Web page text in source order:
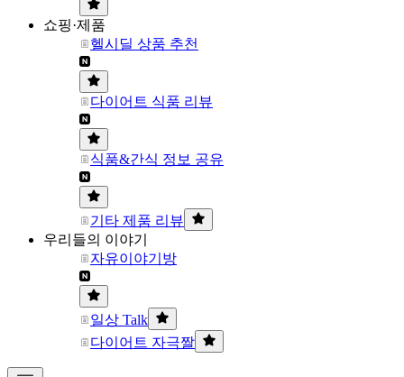
쇼핑·제품
헬시딜 상품 추천
다이어트 식품 리뷰
식품&간식 정보 공유
기타 제품 리뷰
우리들의 이야기
자유이야기방
일상 Talk
다이어트 자극짤